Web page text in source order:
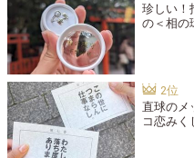
珍しい！
の＜相の
直球のメ
コ恋みく